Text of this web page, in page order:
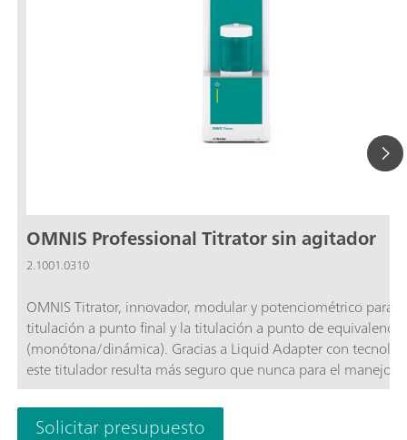
OMNIS Professional Titrator sin agitador
2.1001.0310
OMNIS Titrator, innovador, modular y potenciométrico para la
titulación a punto final y la titulación a punto de equivalencia
(monótona/dinámica). Gracias a Liquid Adapter con
este titulador resulta más seguro que nunca para el manejo
productos químicos. El titulador se puede configurar
módulos de medida y unidades de cilindro y, si es necesario,
puede añadir un agitador. Incluye la licencia funcional
Solicitar presupuesto